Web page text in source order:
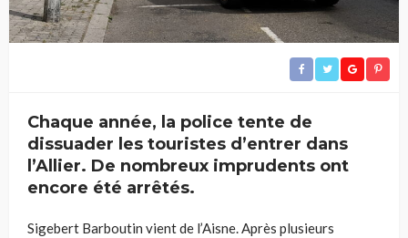
Chaque année, la police tente de
dissuader les touristes d’entrer dans
l’Allier. De nombreux imprudents ont
encore été arrêtés.
Sigebert Barboutin vient de l’Aisne. Après plusieurs